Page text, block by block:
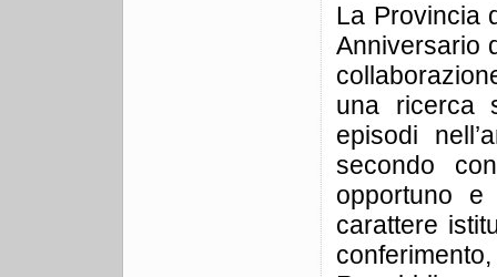
La Provincia
Anniversario
una ricerca
episodi
secondo
opportuno
carattere